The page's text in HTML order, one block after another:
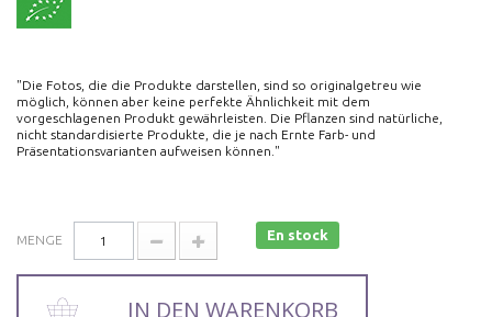
"Die Fotos, die die Produkte darstellen, sind so originalgetreu wie
möglich, können aber keine perfekte Ähnlichkeit mit dem
vorgeschlagenen Produkt gewährleisten. Die Pflanzen sind natürliche,
nicht standardisierte Produkte, die je nach Ernte Farb- und
Präsentationsvarianten aufweisen können."
MENGE En stock
IN DEN WARENKORB